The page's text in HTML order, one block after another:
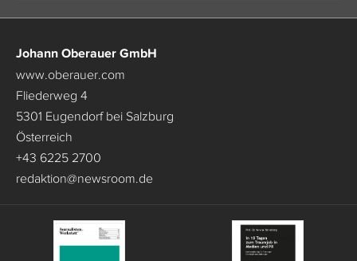
Johann Oberauer GmbH
www.oberauer.com
Fliederweg 4
5301 Eugendorf bei Salzburg
Österreich
+43 6225 2700
redaktion@newsroom.de